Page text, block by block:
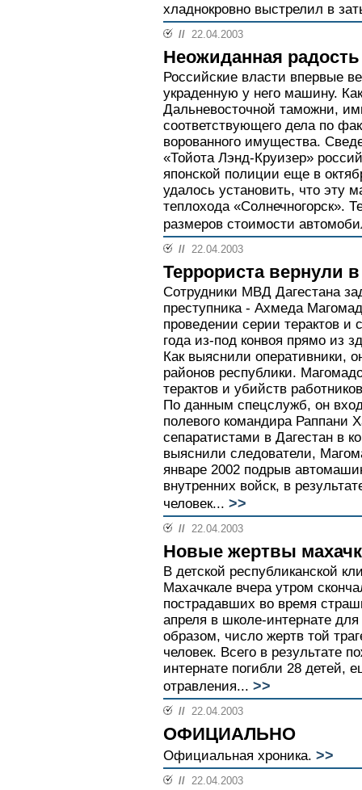
хладнокровно выстрелил в
// 22.04.2003
Неожиданная
Российские власти впервые
украденную у него машину.
Дальневосточной таможни,
соответствующего дела по
ворованного имущества.
«Тойота Лэнд-Круизер»
японской полиции еще в
удалось установить, что эту
теплохода «Солнечногорск».
размеров стоимости
// 22.04.2003
Террориста вернули
Сотрудники МВД Дагестана
преступника - Ахмеда
проведении серии терактов и
года из-под конвоя прямо из
Как выяснили оперативники,
районов республики.
терактов и убийств
По данным спецслужб, он
полевого командира Раппани
сепаратистами в Дагестан в
выяснили следователи,
январе 2002 подрыв
внутренних войск, в
человек... >>
// 22.04.2003
Новые жертвы
В детской республиканской
Махачкале вчера утром
пострадавших во время
апреля в школе-интернате
образом, число жертв той
человек. Всего в результате
интернате погибли 28 детей,
отравления... >>
// 22.04.2003
ОФИЦИАЛЬНО
Официальная хроника. >>
// 22.04.2003